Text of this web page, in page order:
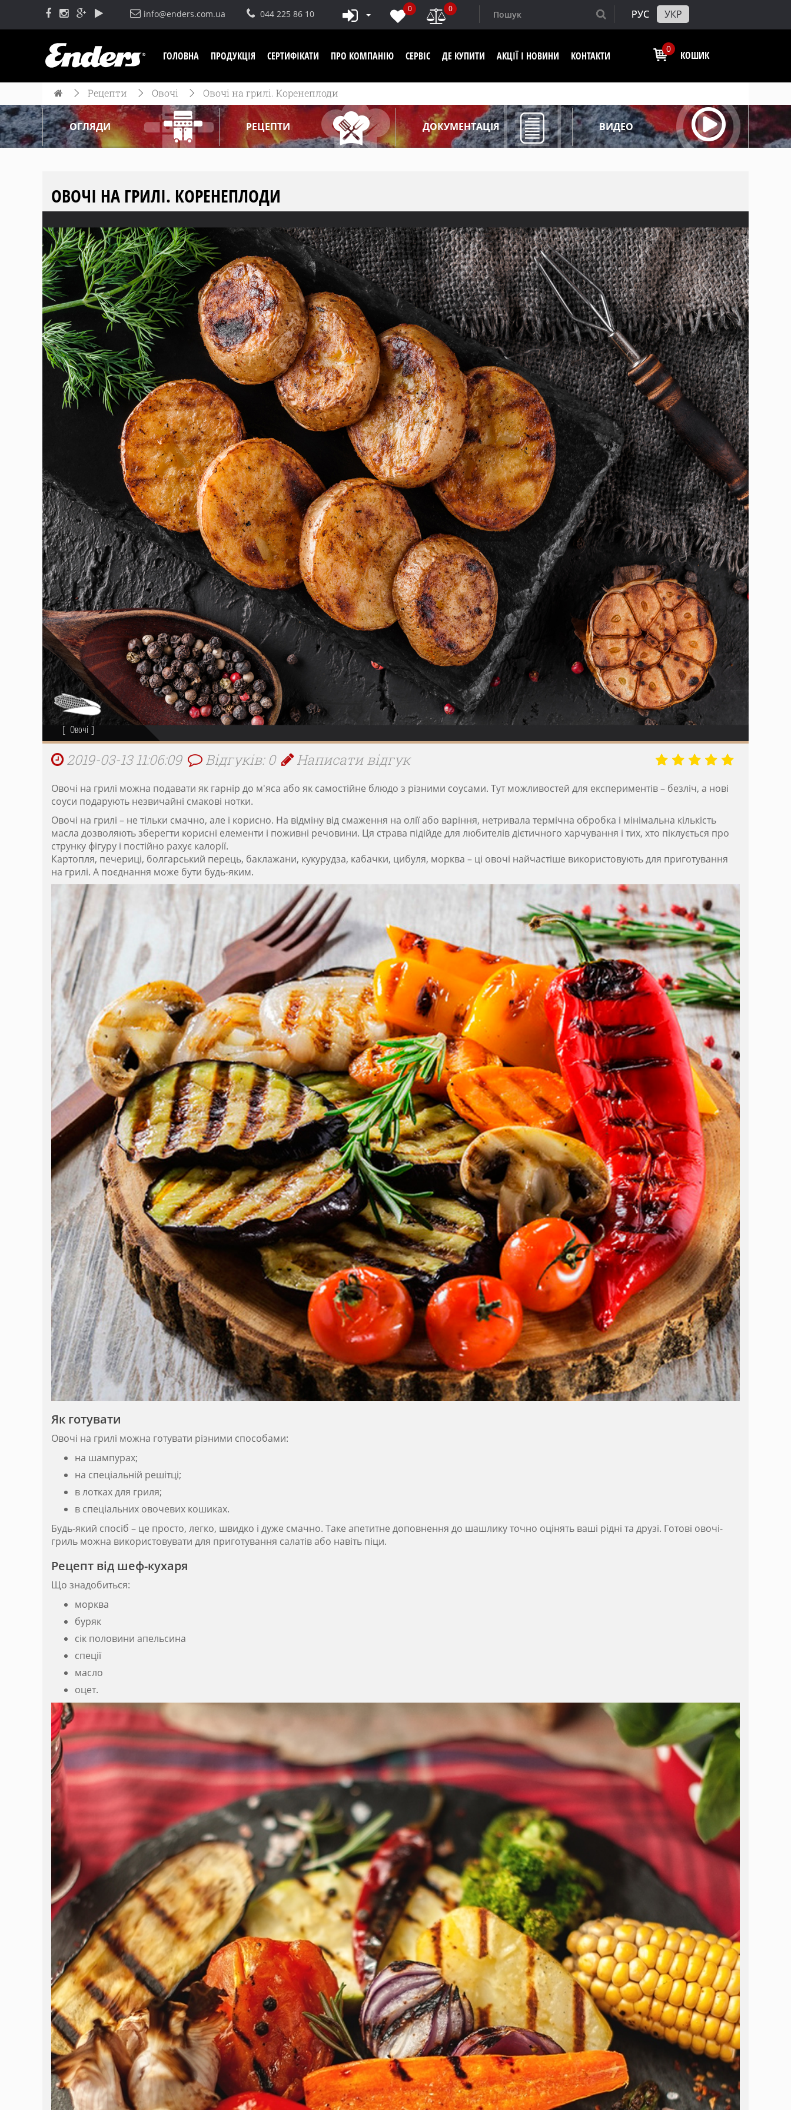
info@enders.com.ua 044 225 86 10 0 0 РУС УКР
ГОЛОВНА ПРОДУКЦІЯ СЕРТИФІКАТИ ПРО КОМПАНІЮ СЕРВІС ДЕ КУПИТИ АКЦІЇ І НОВИНИ КОНТАКТИ
0
КОШИК
Рецепти Овочі Овочі на грилі. Коренеплоди
ОГЛЯДИ РЕЦЕПТИ ДОКУМЕНТАЦІЯ ВИДЕО
ОВОЧІ НА ГРИЛІ. КОРЕНЕПЛОДИ
Овочі
2019-03-13 11:06:09 Відгуків: 0 Написати відгук
Овочі на грилі можна подавати як гарнір до м'яса або як самостійне блюдо з різними соусами. Тут можливостей для експериментів – безліч, а нові
соуси подарують незвичайні смакові нотки.
Овочі на грилі – не тільки смачно, але і корисно. На відміну від смаження на олії або варіння, нетривала термічна обробка і мінімальна кількість
масла дозволяють зберегти корисні елементи і поживні речовини. Ця страва підійде для любителів дієтичного харчування і тих, хто піклується про
струнку фігуру і постійно рахує калорії.
Картопля, печериці, болгарський перець, баклажани, кукурудза, кабачки, цибуля, морква – ці овочі найчастіше використовують для приготування
на грилі. А поєднання може бути будь-яким.
Як готувати
Овочі на грилі можна готувати різними способами:
на шампурах;
на спеціальній решітці;
в лотках для гриля;
в спеціальних овочевих кошиках.
Будь-який спосіб – це просто, легко, швидко і дуже смачно. Таке апетитне доповнення до шашлику точно оцінять ваші рідні та друзі. Готові овочі-
гриль можна використовувати для приготування салатів або навіть піци.
Рецепт від шеф-кухаря
Що знадобиться:
морква
буряк
сік половини апельсина
спеції
масло
оцет.